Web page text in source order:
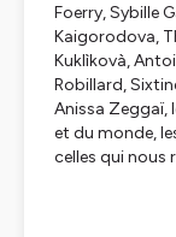
Foerry, Sybille
Kaigorodova,
Kuklìkovà,
Robillard,
Anissa Zeggaï,
et du monde,
celles qui